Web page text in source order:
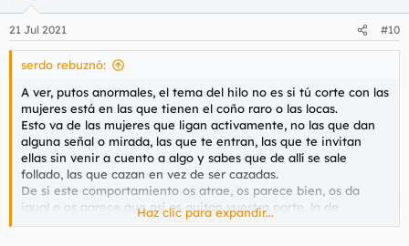
e
s
21 Jul 2021 #10
serdo rebuznó:
A ver, putos anormales, el tema del hilo no es si tú corte con las
mujeres está en las que tienen el coño raro o las locas.
Esto va de las mujeres que ligan activamente, no las que dan
alguna señal o mirada, las que te entran, las que te invitan
ellas sin venir a cuento a algo y sabes que de allí se sale
follado, las que cazan en vez de ser cazadas.
De si este comportamiento os atrae, os parece bien, os da
igual o os parece que así os quitan vuestra parte, la de
conquistador, y pasáis de jugar a ese juego.
Haz clic para expandir...